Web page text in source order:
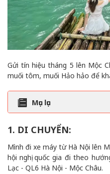
Gửi tín hiệu tháng 5 lên Mộc
muối tôm, muối Hảo hảo để
Mục lục
1. DI CHUYỂN:
Mình đi xe máy từ Hà Nội lên
hội nghị quốc gia đi theo
Lạc - QL6 Hà Nội - Mộc Châu.